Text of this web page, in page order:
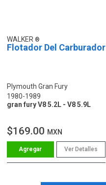
WALKER
Flotador Del Carburador
Plymouth Gran Fury
1980-1989
gran fury V8 5.2L - V8 5.9L
$169.00 MXN
Ver Detalles